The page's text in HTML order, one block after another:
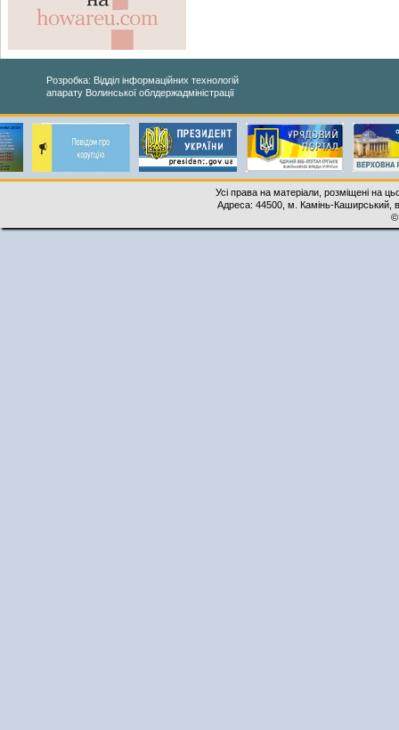
Розробка: Відділ інформаційних технологій
апарату Волинської облдержадміністрації
Усі права на матеріали, розміщені на
Адреса: 44500, м. Камінь-Каширський,
©